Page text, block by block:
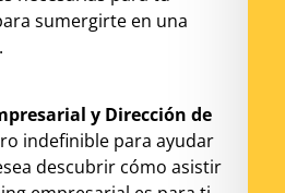
sumergirte en una
y Dirección de
indefinible para ayudar
descubrir cómo asistir